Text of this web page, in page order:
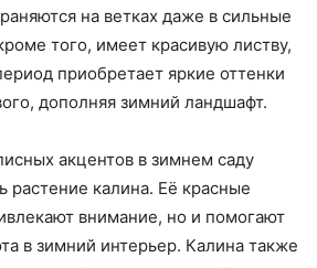
на ветках даже в сильные
того, имеет красивую листву,
приобретает яркие оттенки
дополняя зимний ландшафт.
акцентов в зимнем саду
растение калина. Её красные
внимание, но и помогают
в зимний интерьер. Калина также